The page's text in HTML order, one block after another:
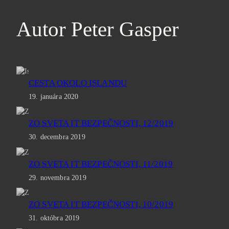
Autor Peter Gasper
CESTA OKOLO ISLANDU
19. januára 2020
ZO SVETA IT BEZPEČNOSTI, 12/2019
30. decembra 2019
ZO SVETA IT BEZPEČNOSTI, 11/2019
29. novembra 2019
ZO SVETA IT BEZPEČNOSTI, 10/2019
31. októbra 2019